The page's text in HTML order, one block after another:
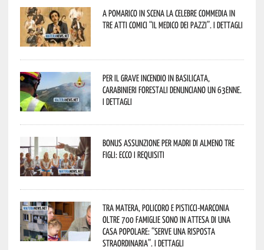
A Pomarico in scena la celebre commedia in
tre atti comici “Il medico dei pazzi”. I dettagli
Per il grave incendio in Basilicata,
Carabinieri forestali denunciano un 63enne.
I dettagli
Bonus assunzione per madri di almeno tre
figli: ecco i requisiti
Tra Matera, Policoro e Pisticci-Marconia
oltre 700 famiglie sono in attesa di una
casa popolare: “serve una risposta
straordinaria”. I dettagli